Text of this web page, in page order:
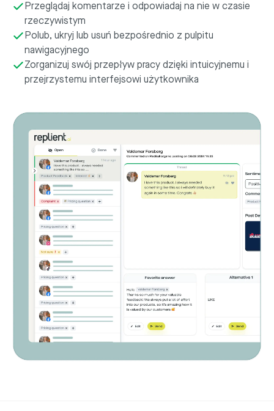
Przeglądaj komentarze i odpowiadaj na nie w czasie
rzeczywistym
Polub, ukryj lub usuń bezpośrednio z pulpitu
nawigacyjnego
Zorganizuj swój przepływ pracy dzięki intuicyjnemu i
przejrzystemu interfejsowi użytkownika